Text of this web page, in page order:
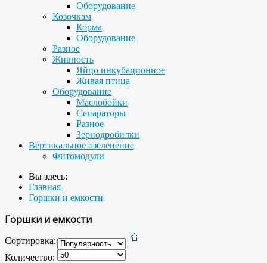
Оборудование
Козочкам
Корма
Оборудование
Разное
Живность
Яйцо инкубационное
Живая птица
Оборудование
Маслобойки
Сепараторы
Разное
Зернодробилки
Вертикальное озеленение
Фитомодули
Вы здесь:
Главная
Горшки и емкости
Горшки и емкости
Сортировка:
Количество: